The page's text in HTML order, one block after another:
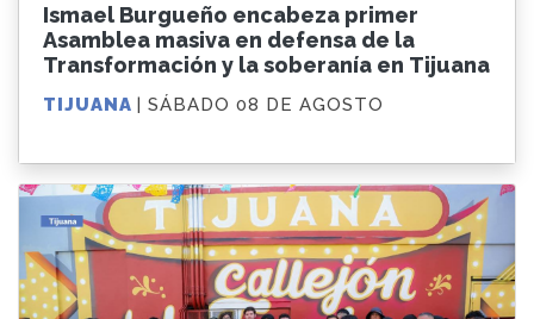
Ismael Burgueño encabeza primer
Asamblea masiva en defensa de la
Transformación y la soberanía en Tijuana
TIJUANA | SÁBADO 08 DE AGOSTO